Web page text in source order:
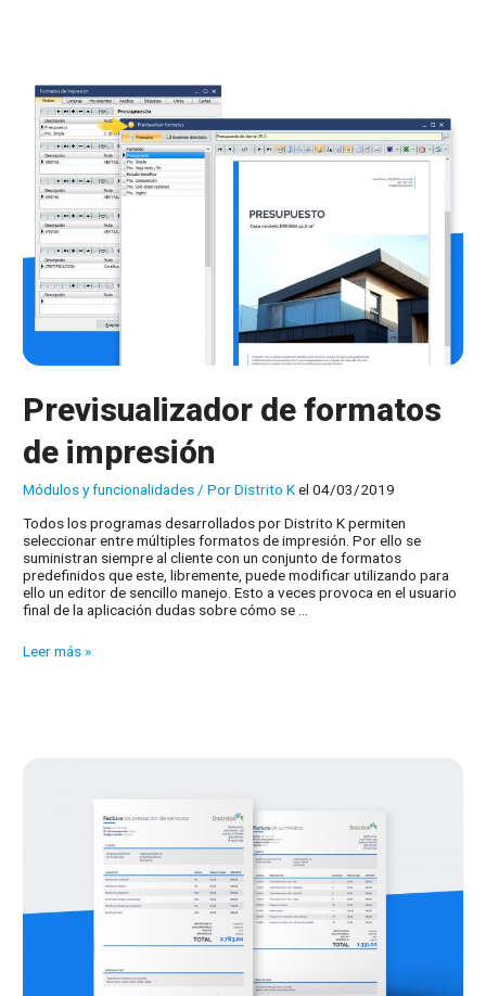
Previsualizador de formatos
de impresión
Módulos y funcionalidades / PorDistrito Kel 04/03/2019
Todos los programas desarrollados por Distrito K permiten
seleccionar entre múltiples formatos de impresión. Por ello se
suministran siempre al cliente con un conjunto de formatos
predefinidos que este, libremente, puede modificar utilizando para
ello un editor de sencillo manejo. Esto a veces provoca en el usuario
final de la aplicación dudas sobre cómo se …
Previsualizador
Leer más »